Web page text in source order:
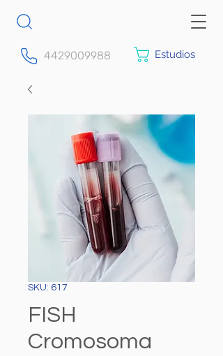
4429009988 Estudios
SKU: 617
FISH
Cromosoma